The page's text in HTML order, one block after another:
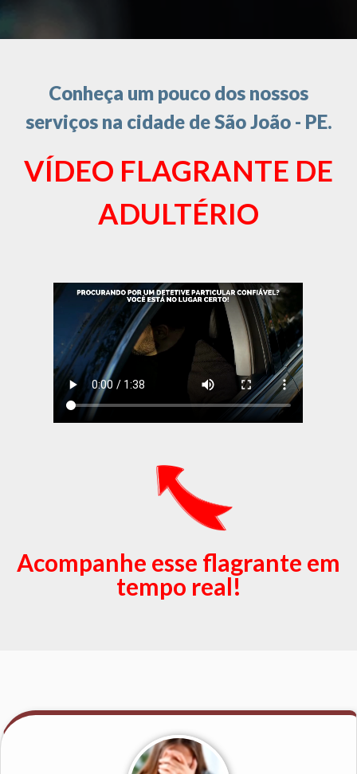
Conheça um pouco dos nossos
serviços na cidade de São João - PE.
VÍDEO FLAGRANTE DE
ADULTÉRIO
Acompanhe esse flagrante em
tempo real!